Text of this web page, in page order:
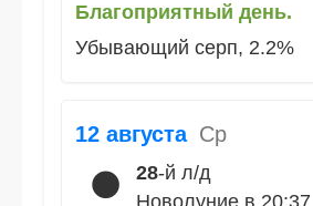
Благоприятный день.
Убывающий серп, 2.2%
12 августа Ср
🌑 28-й л/д
Новолуние в 20:37